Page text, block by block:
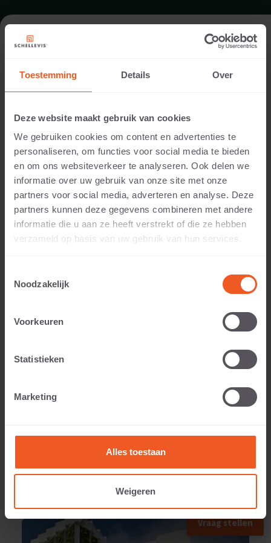
Toestemming Details Over
Deze website maakt gebruik van cookies
We gebruiken cookies om content en advertenties te
personaliseren, om functies voor social media te bieden
en om ons websiteverkeer te analyseren. Ook delen we
informatie over uw gebruik van onze site met onze
partners voor social media, adverteren en analyse. Deze
partners kunnen deze gegevens combineren met andere
informatie die u aan ze heeft verstrekt of die ze hebben
verzameld op basis van uw gebruik van hun services.
Noodzakelijk
Voorkeuren
Statistieken
Marketing
Alles toestaan
Weigeren
FORMAAT - BLOKMODEL 100X40
ASSORTIMENT TRAPTREDEN
20 CM DIKTE
173 KG
Vraag stellen